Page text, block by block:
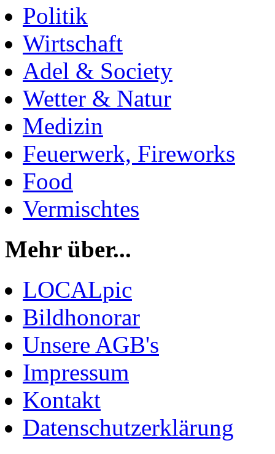
Politik
Wirtschaft
Adel & Society
Wetter & Natur
Medizin
Feuerwerk, Fireworks
Food
Vermischtes
Mehr über...
LOCALpic
Bildhonorar
Unsere AGB's
Impressum
Kontakt
Datenschutzerklärung